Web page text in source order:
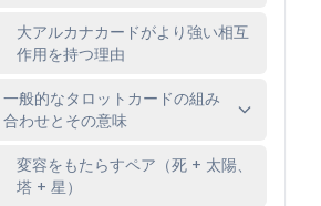
大アルカナカードがより強い相互
作用を持つ理由
一般的なタロットカードの組み
合わせとその意味
変容をもたらすペア（死 + 太陽、
塔 + 星）